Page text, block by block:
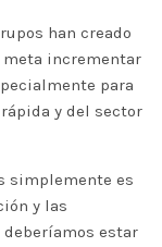
han creado
incrementar
para
y del sector
simplemente es
y las
estar